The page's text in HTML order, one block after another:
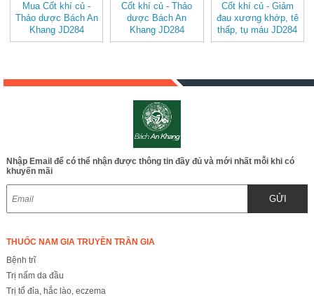
Mua Cốt khí củ -
Thảo dược Bách An
Khang JD284
cotkhicu v2
Cốt khí củ - Thảo
dược Bách An
Khang JD284
cotkhicu
Cốt khí củ - Giảm
đau xương khớp, tê
thấp, tụ máu JD284
cotkhicu
Nhập Email để có thể nhận được thông tin đầy đủ và mới nhất mỗi khi có
khuyến mãi
GỬI
THUỐC NAM GIA TRUYỀN TRẦN GIA
Bệnh trĩ
Trị nấm da đầu
Trị tổ đỉa, hắc lào, eczema